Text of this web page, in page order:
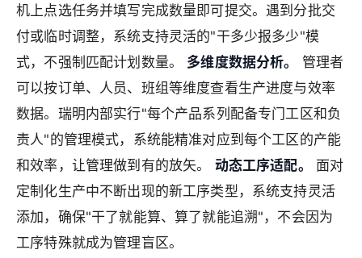
机上点选任务并填写完成数量即可提交。遇到分批交
付或临时调整，系统支持灵活的"干多少报多少"模
式，不强制匹配计划数量。 多维度数据分析。
管理者
可以按订单、人员、班组等维度查看生产进度与效率
数据。瑞明内部实行"每个产品系列配备专门工区和负
责人"的管理模式，系统能精准对应到每个工区的产能
和效率，让管理做到有的放矢。 动态工序适配。
面对
定制化生产中不断出现的新工序类型，系统支持灵活
添加，确保"干了就能算、算了就能追溯"，不会因为
工序特殊就成为管理盲区。